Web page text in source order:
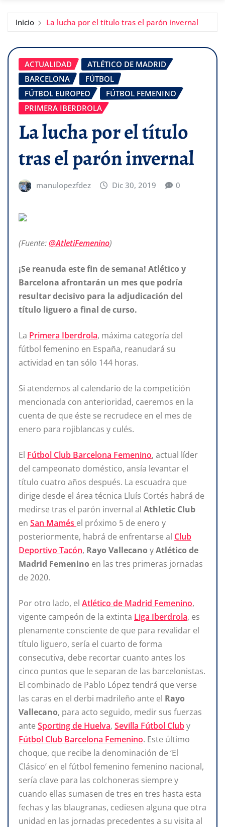
Inicio La lucha por el título tras el parón invernal
ACTUALIDAD
ATLÉTICO DE MADRID
BARCELONA
FÚTBOL
FÚTBOL EUROPEO
FÚTBOL FEMENINO
PRIMERA IBERDROLA
La lucha por el título
tras el parón invernal
manulopezfdez Dic 30, 2019 0
(Fuente:@AtletiFemenino)
¡Se reanuda este fin de semana! Atlético y
Barcelona afrontarán un mes que podría
resultar decisivo para la adjudicación del
título liguero a final de curso.
La Primera Iberdrola, máxima categoría del
fútbol femenino en España, reanudará su
actividad en tan sólo 144 horas.
Si atendemos al calendario de la competición
mencionada con anterioridad, caeremos en la
cuenta de que éste se recrudece en el mes de
enero para rojiblancas y culés.
El Fútbol Club Barcelona Femenino, actual líder
del campeonato doméstico, ansía levantar el
título cuatro años después. La escuadra que
dirige desde el área técnica Lluís Cortés habrá de
medirse tras el parón invernal al Athletic Club
en San Mamés el próximo 5 de enero y
posteriormente, habrá de enfrentarse al Club
Deportivo Tacón, Rayo Vallecano yAtlético de
Madrid Femenino en las tres primeras jornadas
de 2020.
Por otro lado, el Atlético de Madrid Femenino,
vigente campeón de la extinta Liga Iberdrola, es
plenamente consciente de que para revalidar el
título liguero, sería el cuarto de forma
consecutiva, debe recortar cuanto antes los
cinco puntos que le separan de las barcelonistas.
El combinado de Pablo López tendrá que verse
las caras en el derbi madrileño ante el Rayo
Vallecano, para acto seguido, medir sus fuerzas
ante Sporting de Huelva, Sevilla Fútbol Cluby
Fútbol Club Barcelona Femenino. Este último
choque, que recibe la denominación de ‘El
Clásico’ en el fútbol femenino femenino nacional,
sería clave para las colchoneras siempre y
cuando ellas sumasen de tres en tres hasta esta
fechas y las blaugranas, cediesen alguna que otra
unidad en las jornadas precedentes a su visita al